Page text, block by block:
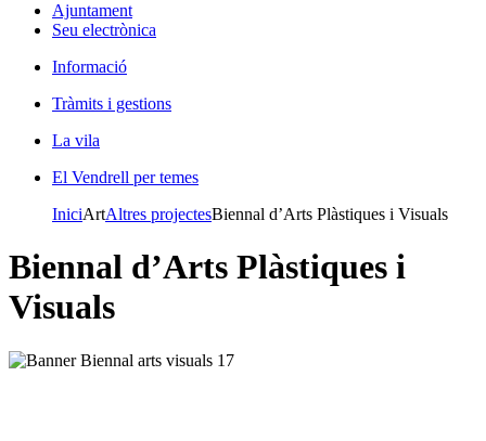
Ajuntament
Seu electrònica
Informació
Tràmits i gestions
La vila
El Vendrell per temes
IniciArtAltres projectesBiennal d’Arts Plàstiques i Visuals
Biennal d’Arts Plàstiques i
Visuals